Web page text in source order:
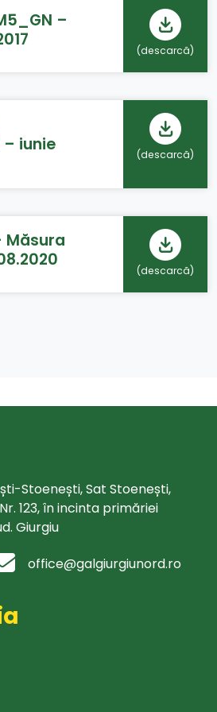
–
(descarcă)
iunie
(descarcă)
Măsura
(descarcă)
Stoenești, Sat Stoenești,
123, în incinta primăriei
Giurgiu
office@galgiurgiunord.ro